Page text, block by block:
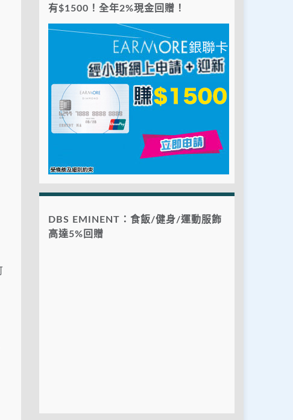
有$1500！全年2%現金回贈！
DBS EMINENT：食飯/健身/運動服飾
高達5%回贈